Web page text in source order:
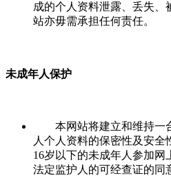
成的个人资料泄露、丢失、
站亦毋需承担任何责任。
未成年人保护
本网站将建立和维持一
人个人资料的保密性及安
16岁以下的未成年人参加
法定监护人的可经查证的同